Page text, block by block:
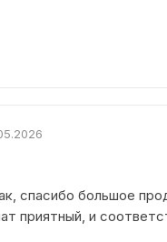
спасибо большое
приятный, и